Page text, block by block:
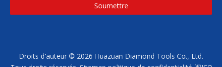
Soumettre
Droits d'auteur © 2026 Huazuan Diamond Tools Co., Ltd.